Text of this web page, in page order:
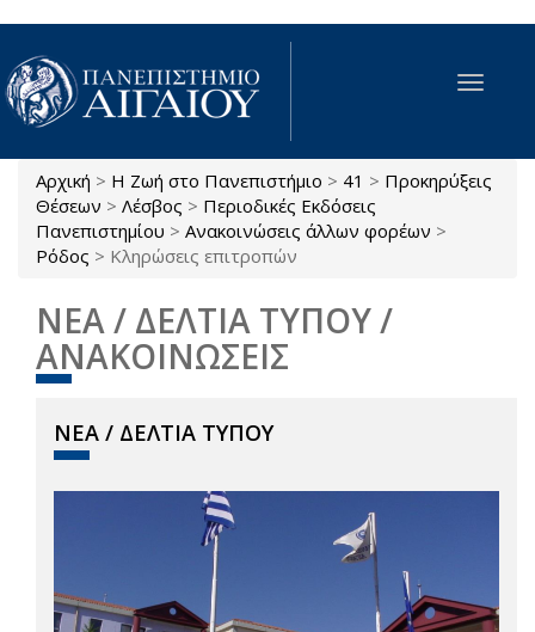
Παράκαμψη προς το κυρίως περιεχόμενο
Toggle
Είστε εδώ
Αρχική > Η Ζωή στο Πανεπιστήμιο > 41 > Προκηρύξεις
Θέσεων > Λέσβος > Περιοδικές Εκδόσεις
Πανεπιστημίου > Ανακοινώσεις άλλων φορέων >
Ρόδος > Κληρώσεις επιτροπών
ΝΕΑ / ΔΕΛΤΙΑ ΤΥΠΟΥ /
ΑΝΑΚΟΙΝΩΣΕΙΣ
ΝΕΑ / ΔΕΛΤΙΑ ΤΥΠΟΥ